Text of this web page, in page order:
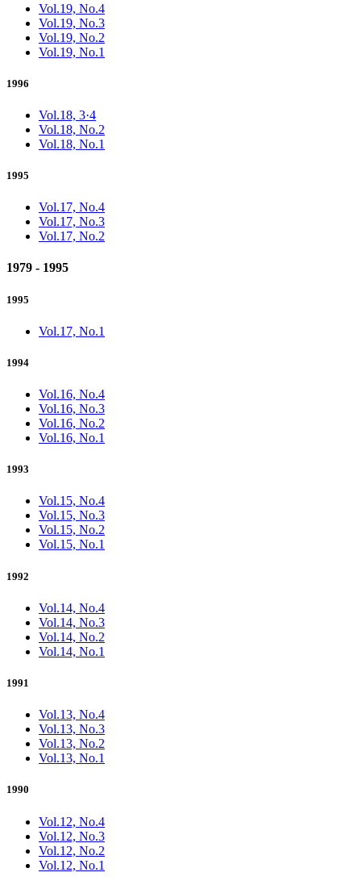
Vol.19, No.4
Vol.19, No.3
Vol.19, No.2
Vol.19, No.1
1996
Vol.18, 3·4
Vol.18, No.2
Vol.18, No.1
1995
Vol.17, No.4
Vol.17, No.3
Vol.17, No.2
1979 - 1995
1995
Vol.17, No.1
1994
Vol.16, No.4
Vol.16, No.3
Vol.16, No.2
Vol.16, No.1
1993
Vol.15, No.4
Vol.15, No.3
Vol.15, No.2
Vol.15, No.1
1992
Vol.14, No.4
Vol.14, No.3
Vol.14, No.2
Vol.14, No.1
1991
Vol.13, No.4
Vol.13, No.3
Vol.13, No.2
Vol.13, No.1
1990
Vol.12, No.4
Vol.12, No.3
Vol.12, No.2
Vol.12, No.1